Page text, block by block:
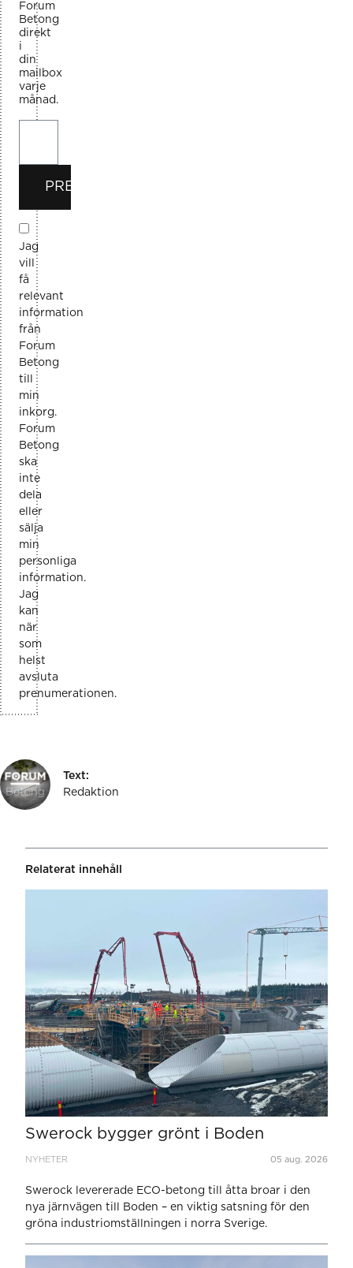
Forum
Betong
direkt
i
din
mailbox
varje
månad.
PRENUMERERA
Jag
vill
få
relevant
information
från
Forum
Betong
till
min
inkorg.
Forum
Betong
ska
inte
dela
eller
sälja
min
personliga
information.
Jag
kan
när
som
helst
avsluta
prenumerationen.
Text:
Redaktion
Relaterat innehåll
Swerock bygger grönt i Boden
NYHETER 05 aug. 2026
Swerock levererade ECO-betong till åtta broar i den
nya järnvägen till Boden – en viktig satsning för den
gröna industriomställningen i norra Sverige.